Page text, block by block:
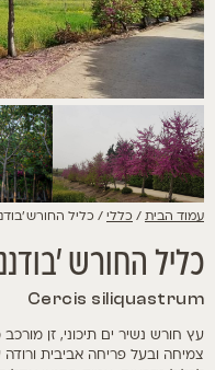
עמוד הבית/כללי/ כליל החורש
כליל החורש
Cercis siliquastrum
עץ חורש נשיר ים תיכוני, זן
צמיחה ובעל פריחה אביבית ורודה